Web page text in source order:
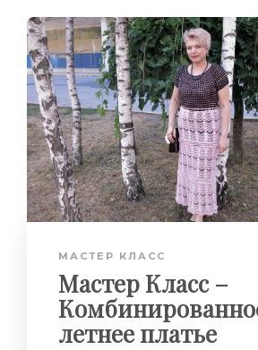
МАСТЕР КЛАСС
Мастер Класс –
летнее платье